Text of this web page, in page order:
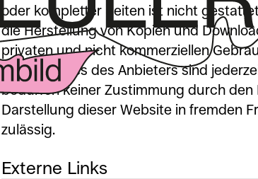
oder kompletter Seiten ist nicht
die Herstellung von Kopien und
privaten und nicht kommerziellen
den Websites des Anbieters sind
bedürfen keiner Zustimmung durch den
Darstellung dieser Website in fremden
zulässig.
Externe Links